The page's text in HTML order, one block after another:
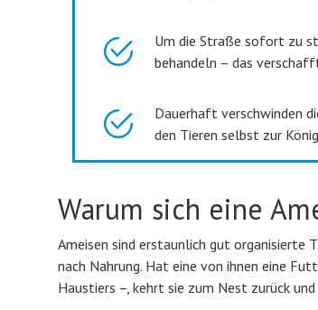
Um die Straße sofort zu
behandeln – das
Dauerhaft verschwinden
den Tieren selbst zur
Warum sich eine
Ameisen sind erstaunlich gut organisierte
nach Nahrung. Hat eine von ihnen eine
Haustiers –, kehrt sie zum Nest zurück